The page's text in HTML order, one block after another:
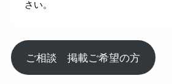
さい。
ご相談 掲載ご希望の方